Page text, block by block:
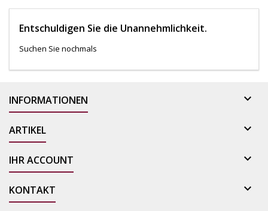
Entschuldigen Sie die Unannehmlichkeit.
Suchen Sie nochmals
INFORMATIONEN 
ARTIKEL 
IHR ACCOUNT 
KONTAKT 